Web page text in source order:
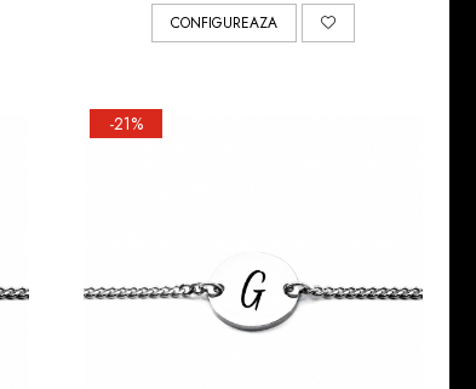
CONFIGUREAZA
-21%